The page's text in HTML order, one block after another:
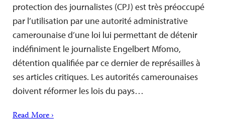
protection des journalistes (CPJ) est très préoccupé
par l’utilisation par une autorité administrative
camerounaise d’une loi lui permettant de détenir
indéfiniment le journaliste Engelbert Mfomo,
détention qualifiée par ce dernier de représailles à
ses articles critiques. Les autorités camerounaises
doivent réformer les lois du pays…
Read More ›